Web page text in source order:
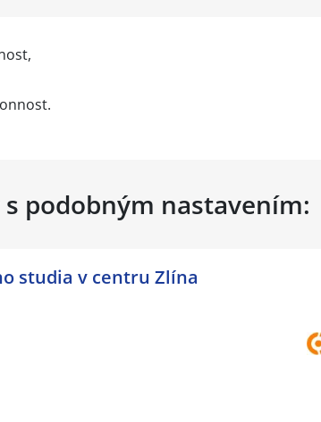
podobným nastavením:
studia v centru Zlína